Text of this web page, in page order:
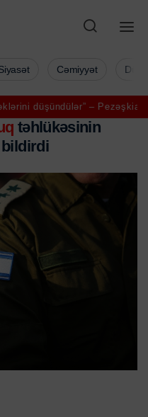
– Pezəşkian Aya
Cəmiyyət
təhlükəsinin
bildirdi